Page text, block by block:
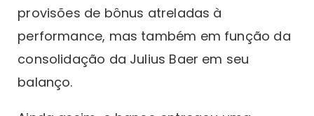
provisões de bônus atreladas à
performance, mas também em função da
consolidação da Julius Baer em seu
balanço.